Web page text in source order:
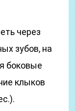
через
зубов, на
боковые
клыков